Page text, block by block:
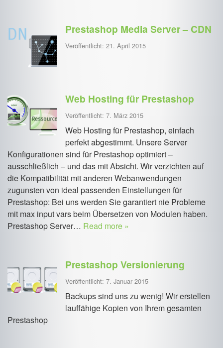
Prestashop Media Server – CDN
Veröffentlicht: 21. April 2015
Web Hosting für Prestashop
Veröffentlicht: 7. März 2015
Web Hosting für Prestashop, einfach
perfekt abgestimmt. Unsere Server
Konfigurationen sind für Prestashop optimiert –
ausschließlich – und das mit Absicht. Wir verzichten auf
die Kompatibilität mit anderen Webanwendungen
zugunsten von ideal passenden Einstellungen für
Prestashop: Bei uns werden Sie garantiert nie Probleme
mit max input vars beim Übersetzen von Modulen haben.
Prestashop Server… Read more »
Prestashop Versionierung
Veröffentlicht: 7. Januar 2015
Backups sind uns zu wenig! Wir erstellen
lauffähige Kopien von Ihrem gesamten
Prestashop